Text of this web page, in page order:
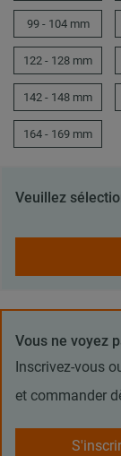
99 - 104 mm
122 - 128 mm
142 - 148 mm
164 - 169 mm
Veuillez
Vous ne voyez
Inscrivez-vous
et commander